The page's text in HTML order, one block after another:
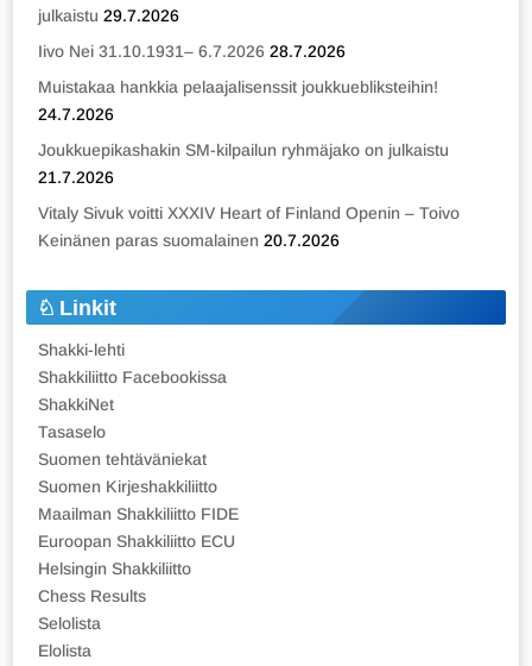
julkaistu 29.7.2026
Iivo Nei 31.10.1931– 6.7.2026 28.7.2026
Muistakaa hankkia pelaajalisenssit joukkuebliksteihin!
24.7.2026
Joukkuepikashakin SM-kilpailun ryhmäjako on julkaistu
21.7.2026
Vitaly Sivuk voitti XXXIV Heart of Finland Openin – Toivo
Keinänen paras suomalainen 20.7.2026
Linkit
Shakki-lehti
Shakkiliitto Facebookissa
ShakkiNet
Tasaselo
Suomen tehtäväniekat
Suomen Kirjeshakkiliitto
Maailman Shakkiliitto FIDE
Euroopan Shakkiliitto ECU
Helsingin Shakkiliitto
Chess Results
Selolista
Elolista